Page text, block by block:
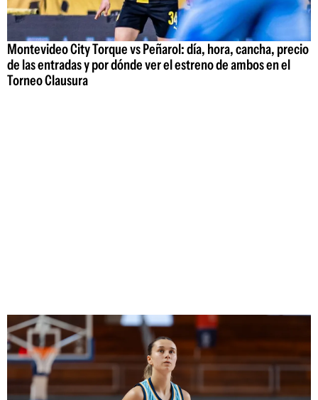
Montevideo City Torque vs Peñarol: día, hora, cancha, precio
de las entradas y por dónde ver el estreno de ambos en el
Torneo Clausura